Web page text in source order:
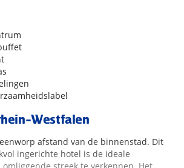
Westfalen
afstand van de binnenstad. Dit
ingerichte hotel is de ideale